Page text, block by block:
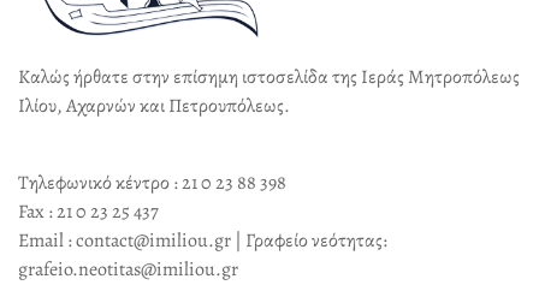
Καλώς ήρθατε στην επίσημη ιστοσελίδα της Ιεράς Μητροπόλεως
Ιλίου, Αχαρνών και Πετρουπόλεως.
Τηλεφωνικό κέντρο : 21 0 23 88 398
Fax : 21 0 23 25 437
Email : contact@imiliou.gr | Γραφείο νεότητας:
grafeio.neotitas@imiliou.gr